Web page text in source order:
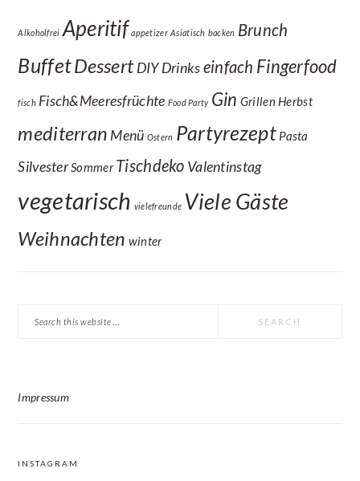
Alkoholfrei Aperitif appetizer Asiatisch backen Brunch
BuffetDessert DIY Drinkseinfach Fingerfood
fisch Fisch&Meeresfrüchte Food Party Gin Grillen Herbst
mediterran Menü Ostern Partyrezept Pasta
SilvesterSommer Tischdeko Valentinstag
vegetarisch vielefreunde Viele Gäste
Weihnachten winter
Impressum
INSTAGRAM